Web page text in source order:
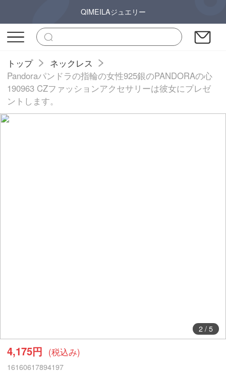
QIMEILAジュエリー
トップ
ネックレス
Pandoraパンドラの指輪の女性925銀のPANDORAの心
190963 CZファッションアクセサリーは彼女にプレゼ
ントします。
3/ 5
4,175円 (税込み)
16160617894197